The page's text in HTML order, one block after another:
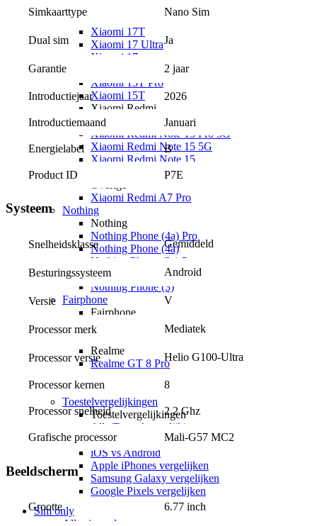
Xiaomi 17T
Xiaomi 17 Ultra
Xiaomi 17
Xiaomi 15T Pro
Xiaomi 15T
Xiaomi Redmi
Xiaomi Redmi Note 15 Pro+ 5G
Xiaomi Redmi Note 15 Pro 5G
Xiaomi Redmi Note 15 5G
Xiaomi Redmi Note 15
Xiaomi Redmi 15C
Xiaomi Redmi A7 Pro
Nothing
Nothing
Nothing Phone (4a) Pro
Nothing Phone (4a)
Nothing Phone (3a) Pro
Nothing Phone (3a) Lite
Nothing Phone (3)
Fairphone
Fairphone
Fairphone (Gen. 6)
Realme
Realme GT 8 Pro
Keuzehulp
Toestelvergelijkingen
Toestelvergelijkingen
Alle Toestelvergelijkingen
Apple vs Samsung
iOS vs Android
Apple iPhones vergelijken
Samsung Galaxy vergelijken
Google Pixels vergelijken
Sim only
Alle sim only
Simkaarttype Nano Sim
Dual sim Ja
Garantie 2 jaar
Introductiejaar 2026
Introductiemaand Januari
Energielabel B
Product ID P7E
Systeem
Snelheidsklasse Gemiddeld
Besturingssysteem Android
Versie V
Processor merk Mediatek
Processor versie Helio G100-Ultra
Processor kernen 8
Processor snelheid 2.2 Ghz
Grafische processor Mali-G57 MC2
Beeldscherm
Grootte 6.77 inch